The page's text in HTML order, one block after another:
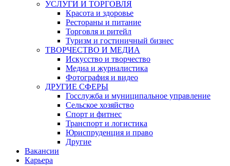
УСЛУГИ И ТОРГОВЛЯ
Красота и здоровье
Рестораны и питание
Торговля и ритейл
Туризм и гостиничный бизнес
ТВОРЧЕСТВО И МЕДИА
Искусство и творчество
Медиа и журналистика
Фотография и видео
ДРУГИЕ СФЕРЫ
Госслужба и муниципальное управление
Сельское хозяйство
Спорт и фитнес
Транспорт и логистика
Юриспруденция и право
Другие
Вакансии
Карьера